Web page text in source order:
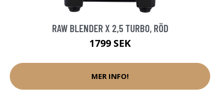
RAW BLENDER X 2,5 TURBO, RÖD
1799 SEK
MER INFO!